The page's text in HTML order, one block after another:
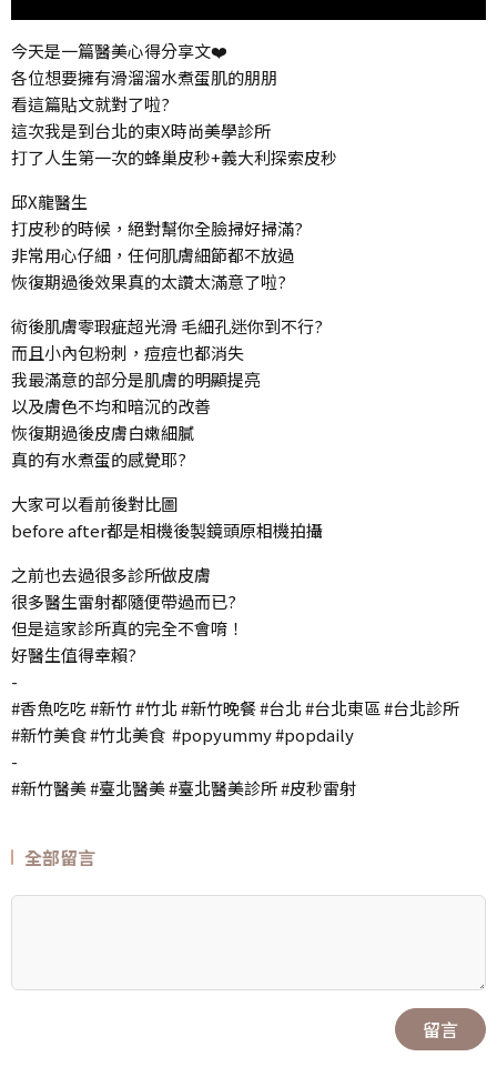
今天是一篇醫美心得分享文❤️
各位想要擁有滑溜溜水煮蛋肌的朋朋
看這篇貼文就對了啦?
這次我是到台北的東X時尚美學診所
打了人生第一次的蜂巢皮秒+義大利探索皮秒
邱X龍醫生
打皮秒的時候，絕對幫你全臉掃好掃滿?
非常用心仔細，任何肌膚細節都不放過
恢復期過後效果真的太讚太滿意了啦?
術後肌膚零瑕疵超光滑 毛細孔迷你到不行?
而且小內包粉刺，痘痘也都消失
我最滿意的部分是肌膚的明顯提亮
以及膚色不均和暗沉的改善
恢復期過後皮膚白嫩細膩
真的有水煮蛋的感覺耶?
大家可以看前後對比圖
before after都是相機後製鏡頭原相機拍攝
之前也去過很多診所做皮膚
很多醫生雷射都隨便帶過而已?
但是這家診所真的完全不會唷！
好醫生值得幸賴?
-
#香魚吃吃 #新竹 #竹北 #新竹晚餐 #台北 #台北東區 #台北診所
#新竹美食 #竹北美食 #popyummy #popdaily
-
#新竹醫美 #臺北醫美 #臺北醫美診所 #皮秒雷射
全部留言
留言